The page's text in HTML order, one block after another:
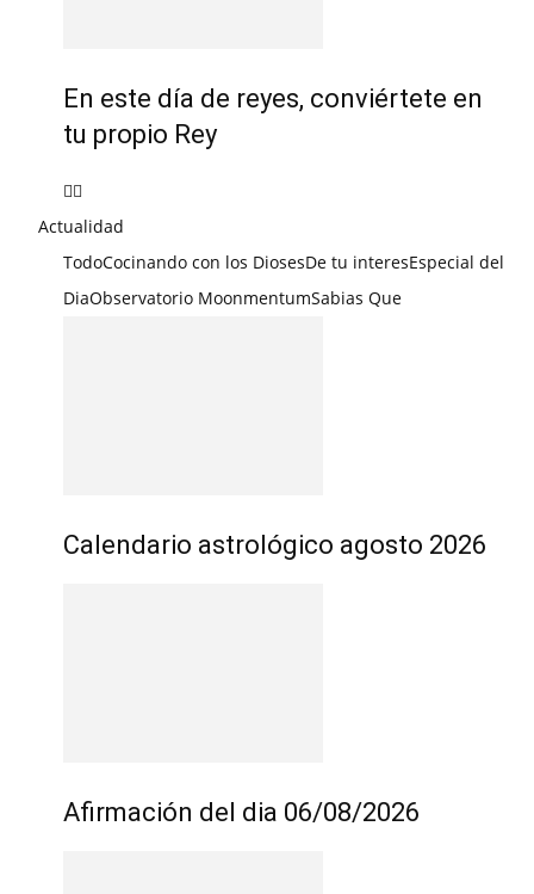
En este día de reyes, conviértete en
tu propio Rey
Actualidad
TodoCocinando con los DiosesDe tu interesEspecial del
DiaObservatorio MoonmentumSabias Que
Calendario astrológico agosto 2026
Afirmación del dia 06/08/2026